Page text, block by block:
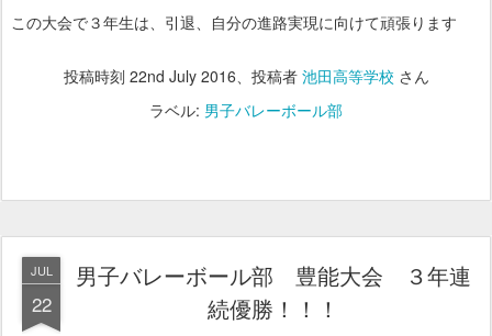
この大会で３年生は、引退、自分の進路実現に向けて頑張ります
投稿時刻 22nd July 2016、投稿者 池田高等学校 さん
ラベル: 男子バレーボール部
JUL
22
男子バレーボール部 豊能大会 ３年連
続優勝！！！